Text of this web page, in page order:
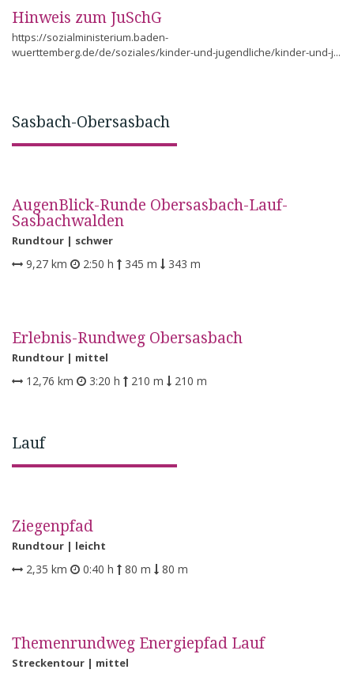
Hinweis zum JuSchG
https://sozialministerium.baden-
wuerttemberg.de/de/soziales/kinder-und-jugendliche/kinder-und-j...
Sasbach-Obersasbach
AugenBlick-Runde Obersasbach-Lauf-
Sasbachwalden
Rundtour | schwer
9,27 km 2:50 h 345 m 343 m
Erlebnis-Rundweg Obersasbach
Rundtour | mittel
12,76 km 3:20 h 210 m 210 m
Lauf
Ziegenpfad
Rundtour | leicht
2,35 km 0:40 h 80 m 80 m
Themenrundweg Energiepfad Lauf
Streckentour | mittel